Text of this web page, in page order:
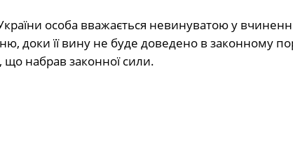
особа вважається невинуватою у
доки її вину не буде доведено в законному
набрав законної сили.